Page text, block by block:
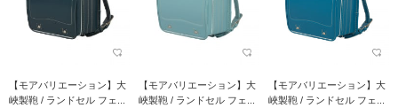
【モアバリエーション】大
峽製鞄 / ランドセル フェ...
【モアバリエーション】大
峽製鞄 / ランドセル フェ...
【モアバリエーション】大
峽製鞄 / ランドセル フェ...